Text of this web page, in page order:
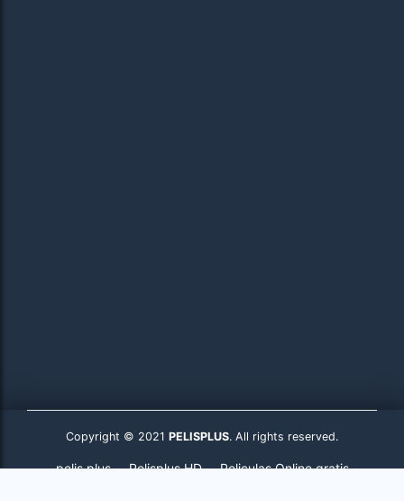
Copyright © 2021 PELISPLUS. All rights reserved.
pelis plus Pelisplus HD
Peliculas Online gratis